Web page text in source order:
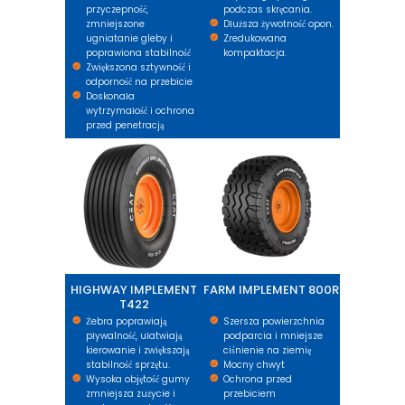
przyczepność,
zmniejszone
ugniatanie gleby i
poprawiona stabilność
Zwiększona sztywność i
odporność na przebicie
Doskonała
wytrzymałość i ochrona
przed penetracją
podczas skręcania.
Dłuższa żywotność opon.
Zredukowana
kompaktacja.
HIGHWAY IMPLEMENT
T422
Żebra poprawiają
pływalność, ułatwiają
kierowanie i zwiększają
stabilność sprzętu.
Wysoka objętość gumy
zmniejsza zużycie i
FARM IMPLEMENT 800R
Szersza powierzchnia
podparcia i mniejsze
ciśnienie na ziemię
Mocny chwyt
Ochrona przed
przebiciem